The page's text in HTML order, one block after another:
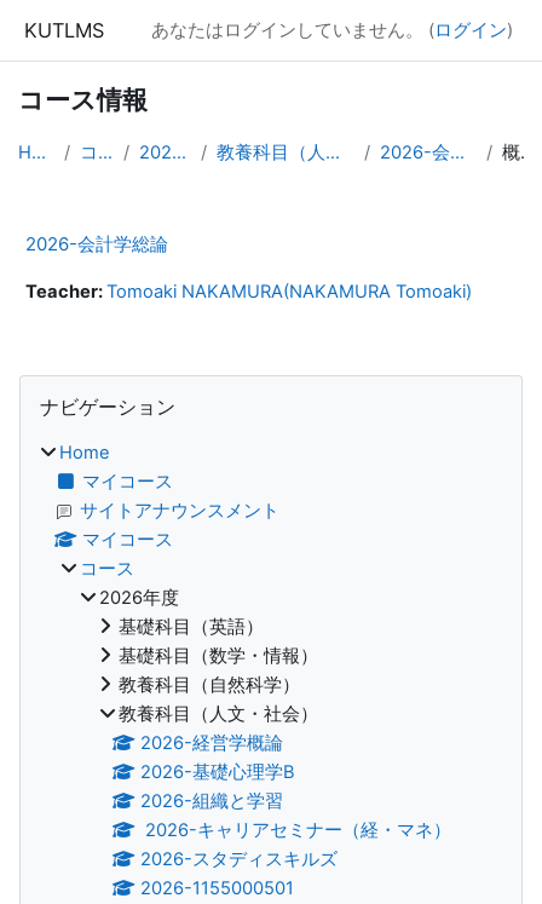
KUTLMS あなたはログインしていません。 (ログイン)
コース情報
Home コース 2026年度 教養科目（人文・社会） 2026-会計学総論 概要
2026-会計学総論
Teacher:Tomoaki NAKAMURA(NAKAMURA Tomoaki)
ブロック
ナビゲーション
Home
マイコース
サイトアナウンスメント
マイコース
コース
2026年度
基礎科目（英語）
基礎科目（数学・情報）
教養科目（自然科学）
教養科目（人文・社会）
2026-経営学概論
2026-基礎心理学B
2026-組織と学習
2026-キャリアセミナー（経・マネ）
2026-スタディスキルズ
2026-1155000501